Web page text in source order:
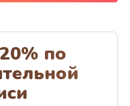
по